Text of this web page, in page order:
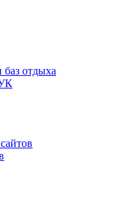
баз отдыха